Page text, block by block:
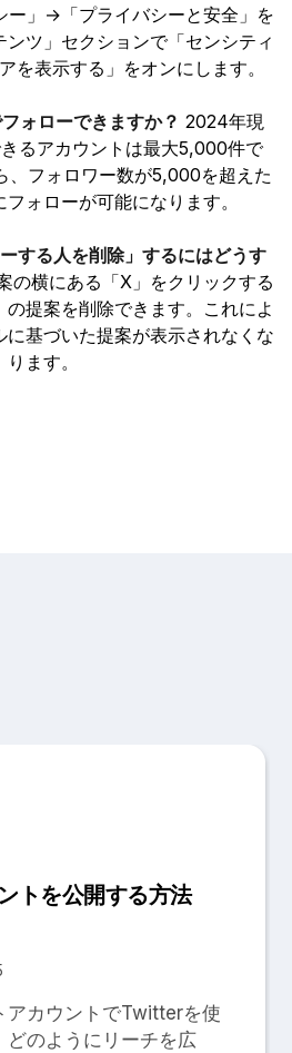
ー」→「プライバシーと安全」を
ツ」セクションで「センシティ
を表示する」をオンにします。
ォローできますか？ 2024年現
るアカウントは最大5,000件で
、フォロワー数が5,000を超えた
ォローが可能になります。
する人を削除」するにはどうす
の横にある「X」をクリックする
提案を削除できます。これによ
に基づいた提案が表示されなくな
ります。
トを公開する方法
アカウントでTwitterを使
どのようにリーチを広